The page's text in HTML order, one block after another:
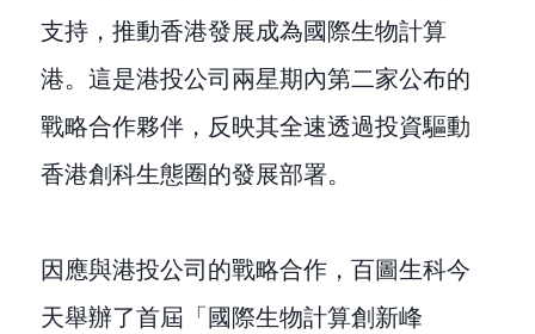
支持，推動香港發展成為國際生物計算
港。這是港投公司兩星期內第二家公布的
戰略合作夥伴，反映其全速透過投資驅動
香港創科生態圈的發展部署。
因應與港投公司的戰略合作，百圖生科今
天舉辦了首屆「國際生物計算創新峰